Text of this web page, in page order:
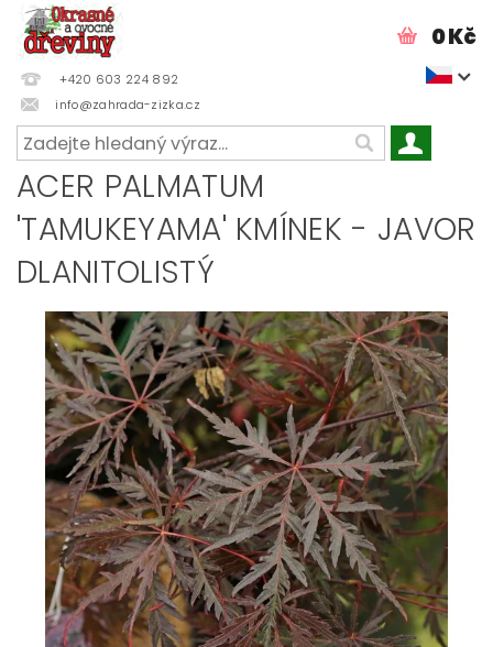
+420 603 224 892
info@zahrada-zizka.cz
0 Kč
ACER PALMATUM
'TAMUKEYAMA' KMÍNEK - JAVOR
DLANITOLISTÝ